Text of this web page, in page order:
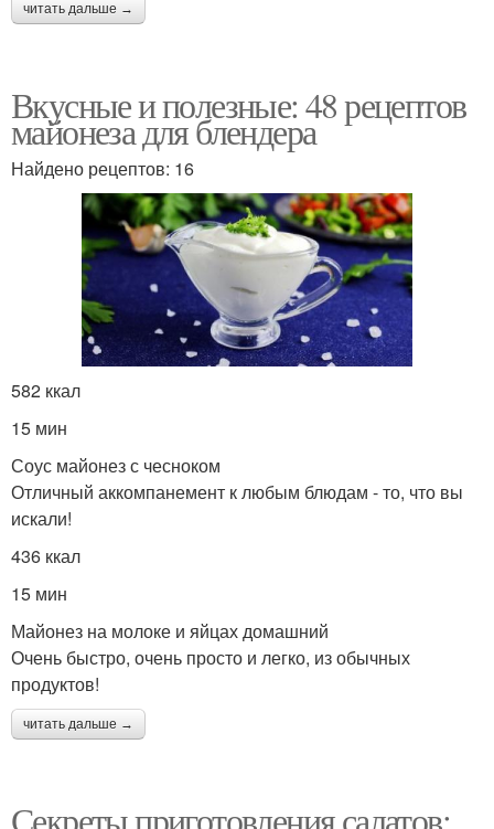
читать дальше →
Вкусные и полезные: 48 рецептов
майонеза для блендера
Найдено рецептов: 16
582 ккал
15 мин
Соус майонез с чесноком
Отличный аккомпанемент к любым блюдам - то, что вы
искали!
436 ккал
15 мин
Майонез на молоке и яйцах домашний
Очень быстро, очень просто и легко, из обычных
продуктов!
читать дальше →